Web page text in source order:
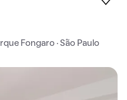
Fongaro · São Paulo